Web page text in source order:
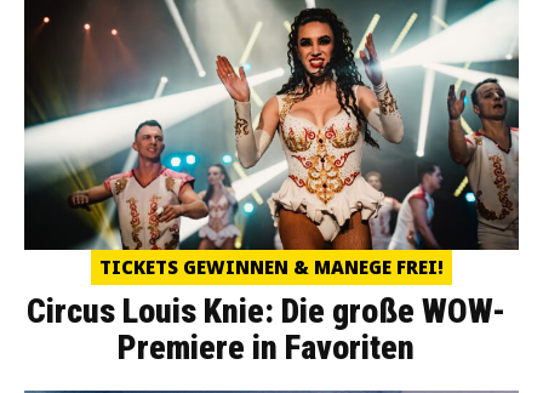
TICKETS GEWINNEN & MANEGE FREI!
Circus Louis Knie: Die große WOW-
Premiere in Favoriten